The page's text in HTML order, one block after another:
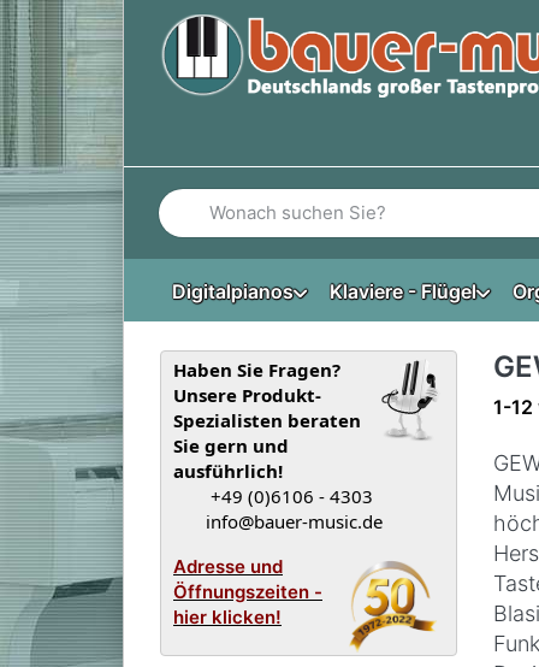
Geben Sie einen Suchbegriff ein. Während
Digitalpianos Klaviere - Flügel
Haben Sie Fragen?
Unsere Produkt-
Spezialisten beraten
Sie gern und
ausführlich!
+49 (0)6106 - 4303
info@bauer-music.de
Adresse und
Öffnungszeiten -
hier klicken!
1-12